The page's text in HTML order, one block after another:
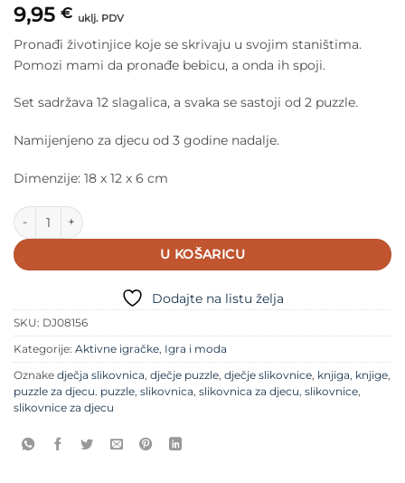
9,95 € uklj. PDV
Pronađi životinjice koje se skrivaju u svojim staništima.
Pomozi mami da pronađe bebicu, a onda ih spoji.
Set sadržava 12 slagalica, a svaka se sastoji od 2 puzzle.
Namijenjeno za djecu od 3 godine nadalje.
Dimenzije: 18 x 12 x 6 cm
Djeco Puzzle Igra skrivača količina
U KOŠARICU
Dodajte na listu želja
SKU: DJ08156
Kategorije: Aktivne igračke, Igra i moda
Oznake dječja slikovnica, dječje puzzle, dječje slikovnice, knjiga, knjige,
puzzle za djecu. puzzle, slikovnica, slikovnica za djecu, slikovnice,
slikovnice za djecu